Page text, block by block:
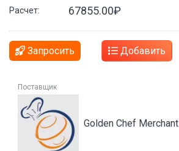
Расчет: 67855.00₽
Запросить Добавить
Поставщик
Golden Chef Merchant